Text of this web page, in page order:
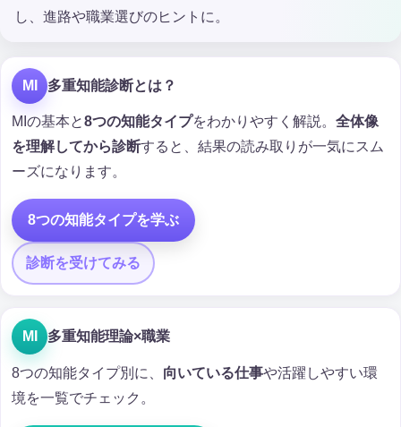
し、進路や職業選びのヒントに。
MI 多重知能診断とは？
MIの基本と8つの知能タイプをわかりやすく解説。 全体像
を理解してから診断すると、結果の読み取りが一気にスム
ーズになります。
8つの知能タイプを学ぶ
診断を受けてみる
MI 多重知能理論×職業
8つの知能タイプ別に、 向いている仕事や活躍しやすい環
境を一覧でチェック。